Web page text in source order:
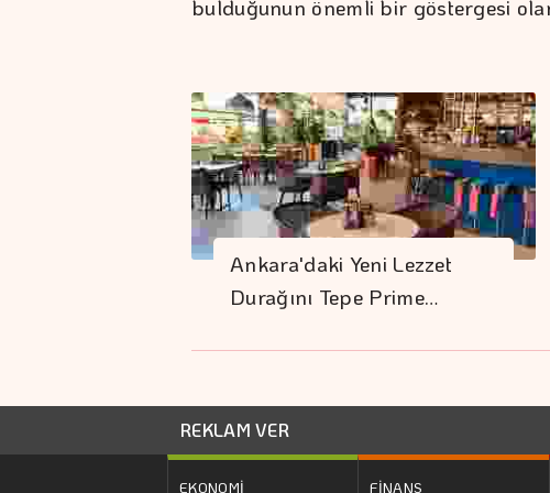
bulduğunun önemli bir göstergesi
Ankara'daki Yeni Lezzet
Durağını Tepe Prime…
REKLAM VER
EKONOMİ FİNANS